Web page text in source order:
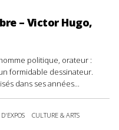
– Victor Hugo,
politique, orateur :
formidable dessinateur.
dans ses années...
CULTURE & ARTS